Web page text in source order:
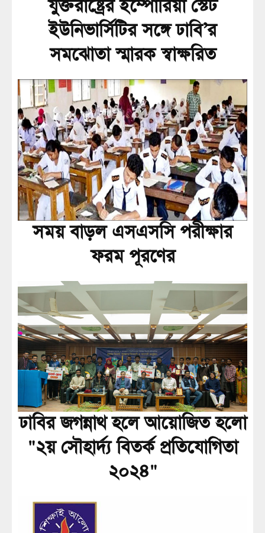
যুক্তরাষ্ট্রের ইম্পোরিয়া স্টেট
ইউনিভার্সিটির সঙ্গে ঢাবি’র
সমঝোতা স্মারক স্বাক্ষরিত
সময় বাড়ল এসএসসি পরীক্ষার
ফরম পূরণের
ঢাবির জগন্নাথ হলে আয়োজিত হলো
"২য় সৌহার্দ্য বিতর্ক প্রতিযোগিতা
২০২৪"